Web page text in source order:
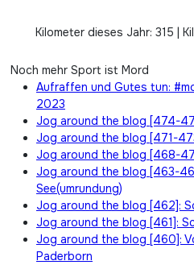
Kilometer dieses Jahr: 315 |
Noch mehr Sport ist Mord
Aufraffen und Gutes tun:
2023
Jog around the blog [474-
Jog around the blog [471-
Jog around the blog [468-
Jog around the blog [463-
See(umrundung)
Jog around the blog [462]:
Jog around the blog [461]:
Jog around the blog [460]:
Paderborn